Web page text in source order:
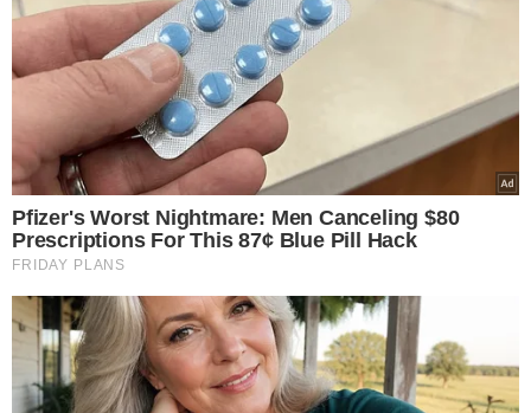
Rafael e Isabel Fonteles - Foto: Raíssa Morais
Para mais informações, acesse meionews.com